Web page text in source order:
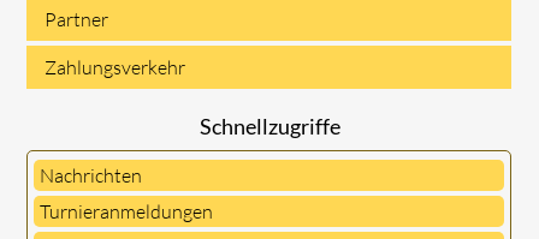
Partner
Zahlungsverkehr
Schnellzugriffe
Nachrichten
Turnieranmeldungen